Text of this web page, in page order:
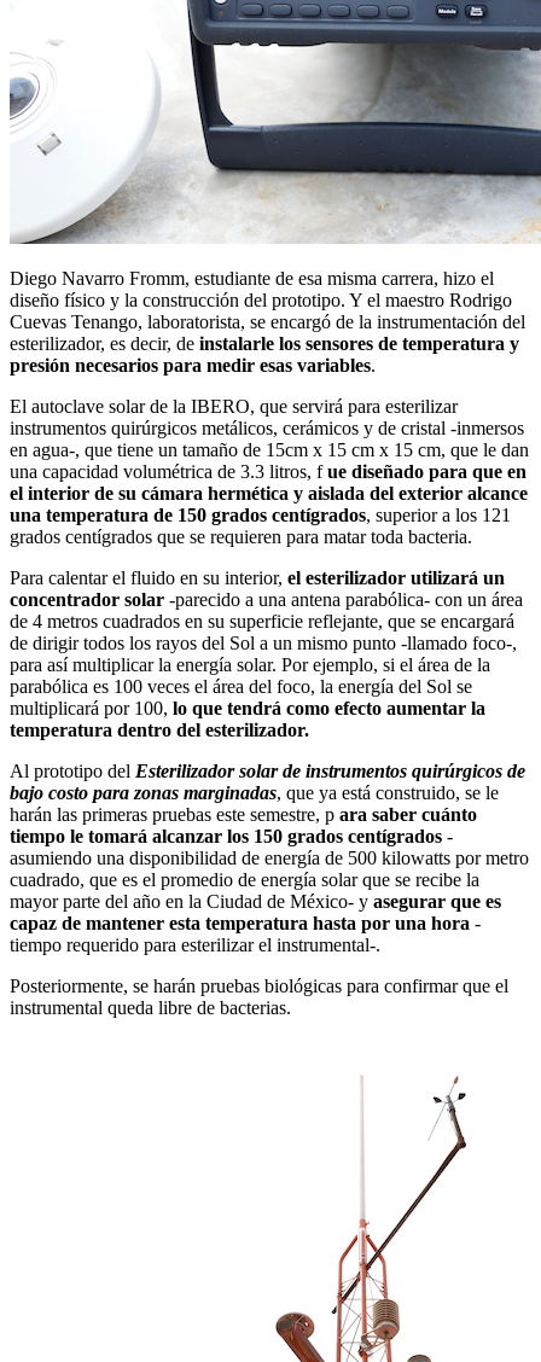
Diego Navarro Fromm, estudiante de esa misma carrera, hizo el
diseño físico y la construcción del prototipo. Y el maestro Rodrigo
Cuevas Tenango, laboratorista, se encargó de la instrumentación del
esterilizador, es decir, de instalarle los sensores de temperatura y
presión necesarios para medir esas variables.
El autoclave solar de la IBERO, que servirá para esterilizar
instrumentos quirúrgicos metálicos, cerámicos y de cristal -inmersos
en agua-, que tiene un tamaño de 15cm x 15 cm x 15 cm, que le dan
una capacidad volumétrica de 3.3 litros, fue diseñado para que en
el interior de su cámara hermética y aislada del exterior alcance
una temperatura de 150 grados centígrados, superior a los 121
grados centígrados que se requieren para matar toda bacteria.
Para calentar el fluido en su interior, el esterilizador utilizará un
concentrador solar -parecido a una antena parabólica- con un área
de 4 metros cuadrados en su superficie reflejante, que se encargará
de dirigir todos los rayos del Sol a un mismo punto -llamado foco-,
para así multiplicar la energía solar. Por ejemplo, si el área de la
parabólica es 100 veces el área del foco, la energía del Sol se
multiplicará por 100, lo que tendrá como efecto aumentar la
temperatura dentro del esterilizador.
Al prototipo del Esterilizador solar de instrumentos quirúrgicos de
bajo costo para zonas marginadas, que ya está construido, se le
harán las primeras pruebas este semestre, p ara saber cuánto
tiempo le tomará alcanzar los 150 grados centígrados -
asumiendo una disponibilidad de energía de 500 kilowatts por metro
cuadrado, que es el promedio de energía solar que se recibe la
mayor parte del año en la Ciudad de México- y asegurar que es
capaz de mantener esta temperatura hasta por una hora -
tiempo requerido para esterilizar el instrumental-.
Posteriormente, se harán pruebas biológicas para confirmar que el
instrumental queda libre de bacterias.